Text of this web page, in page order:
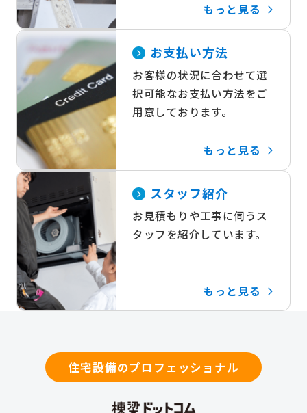
もっと見る
お支払い方法
お客様の状況に合わせて選
択可能なお支払い方法をご
用意しております。
もっと見る
スタッフ紹介
お見積もりや工事に伺うス
タッフを紹介しています。
もっと見る
住宅設備のプロフェッショナル